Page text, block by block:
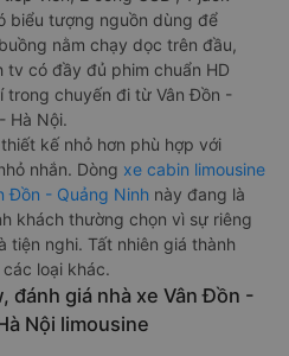
biểu tượng nguồn dùng để
nằm chạy dọc trên đầu,
tv có đầy đủ phim chuẩn HD
trong chuyến đi từ Vân Đồn -
Hà Nội.
kế nhỏ hơn phù hợp với
nhắn. Dòng xe cabin limousine
Đồn - Quảng Ninh này đang là
khách thường chọn vì sự riêng
tiện nghi. Tất nhiên giá thành
loại khác.
đánh giá nhà xe Vân Đồn -
Nội limousine